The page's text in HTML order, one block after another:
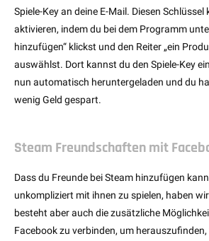
Spiele-Key an deine E-Mail. Diesen
aktivieren, indem du bei dem Programm
hinzufügen“ klickst und den Reiter „ein
auswählst. Dort kannst du den Spiele-Key
nun automatisch heruntergeladen und du
wenig Geld gespart.
Steam Freundschaften mit
Dass du Freunde bei Steam hinzufügen
unkompliziert mit ihnen zu spielen, haben
besteht aber auch die zusätzliche
Facebook zu verbinden, um